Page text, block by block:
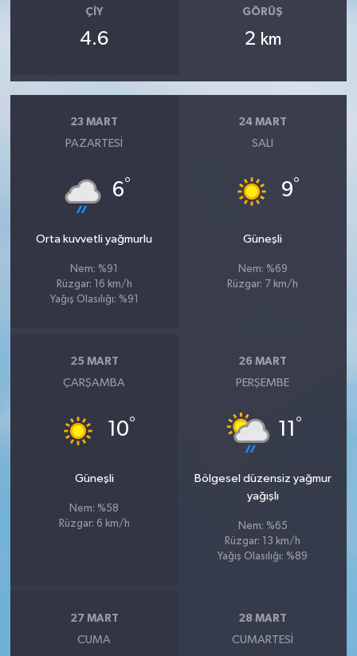
ÇIY
4.6
GÖRÜŞ
2 km
23 MART
PAZARTESI
6°
Orta kuvvetli yağmurlu
Nem: %91
Rüzgar: 16 km/h
Yağış Olasılığı: %91
24 MART
SALI
9°
Güneşli
Nem: %69
Rüzgar: 7 km/h
25 MART
ÇARŞAMBA
10°
Güneşli
Nem: %58
Rüzgar: 6 km/h
26 MART
PERŞEMBE
11 °
Bölgesel düzensiz yağmur
yağışlı
Nem: %65
Rüzgar: 13 km/h
Yağış Olasılığı: %89
27 MART
CUMA
28 MART
CUMARTESI